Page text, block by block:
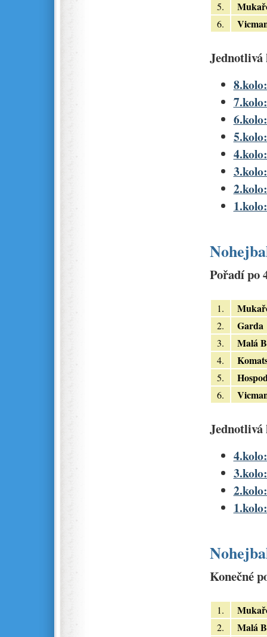
5.
6.
Jednotlivá
Pořadí po
1.
2. Garda
3. Malá
4.
5.
6.
Jednotlivá
Konečné
1.
2. Malá